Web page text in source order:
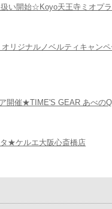
い開始☆Koyo天王寺ミオプ
リジナルノベルティキャン
開催★TIME'S GEAR あべの
★ケルエ大阪心斎橋店